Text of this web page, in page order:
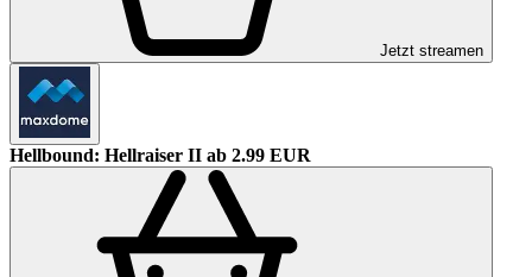
Jetzt streamen
Hellbound: Hellraiser II ab 2.99 EUR